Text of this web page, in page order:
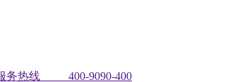
务热线 400-9090-400